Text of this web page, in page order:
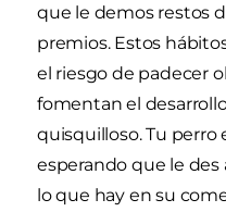
que le demos restos
premios. Estos
el riesgo de padecer
fomentan el
quisquilloso. Tu perro
esperando que le
lo que hay en su